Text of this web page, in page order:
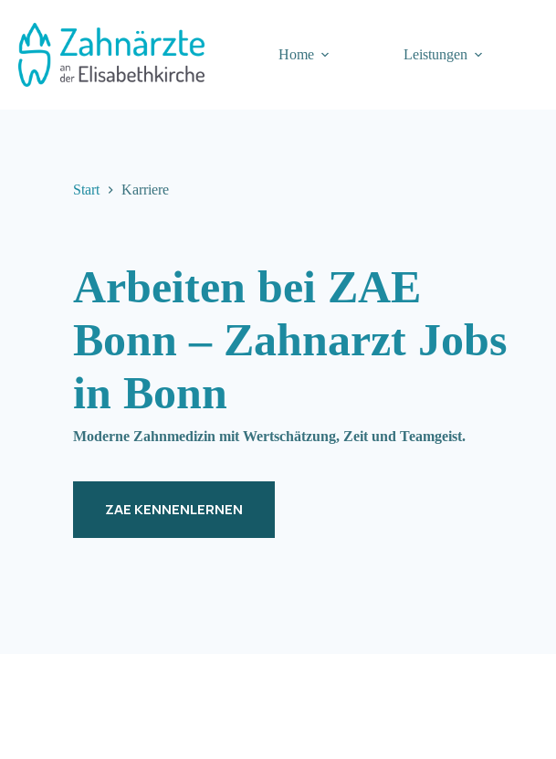
Inhalt
springen
Home
Leistungen
Start Karriere
Arbeiten bei ZAE
Bonn – Zahnarzt Jobs
in Bonn
Moderne Zahnmedizin mit Wertschätzung, Zeit und Teamgeist.
ZAE KENNENLERNEN